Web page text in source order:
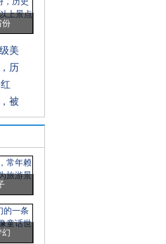
份
美
历
被
幻